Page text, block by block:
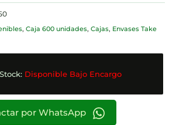
, Caja 600 unidades, Cajas, Envases Take
Disponible Bajo Encargo
por WhatsApp